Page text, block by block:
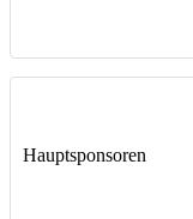
Hauptsponsoren